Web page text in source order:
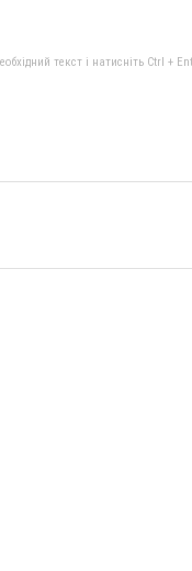
текст і натисніть Ctrl +